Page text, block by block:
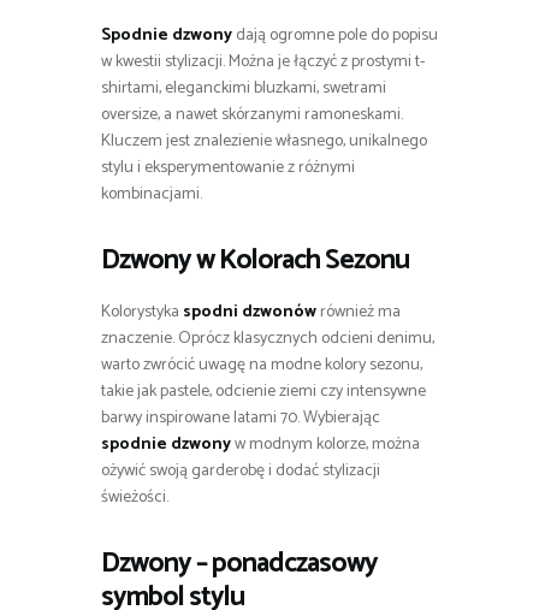
Spodnie dzwonydają ogromne pole do popisu
w kwestii stylizacji. Można je łączyć z prostymi t-
shirtami, eleganckimi bluzkami, swetrami
oversize, a nawet skórzanymi ramoneskami.
Kluczem jest znalezienie własnego, unikalnego
stylu i eksperymentowanie z różnymi
kombinacjami.
Dzwony w Kolorach Sezonu
Kolorystyka spodni dzwonówrównież ma
znaczenie. Oprócz klasycznych odcieni denimu,
warto zwrócić uwagę na modne kolory sezonu,
takie jak pastele, odcienie ziemi czy intensywne
barwy inspirowane latami 70. Wybierając
spodnie dzwonyw modnym kolorze, można
ożywić swoją garderobę i dodać stylizacji
świeżości.
Dzwony – ponadczasowy
symbol stylu